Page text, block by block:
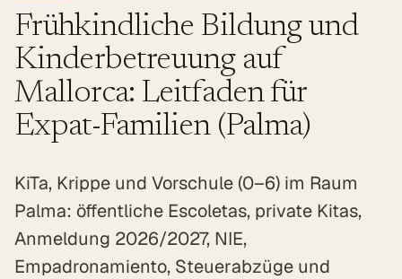
Frühkindliche Bildung und
Kinderbetreuung auf
Mallorca: Leitfaden für
Expat-Familien (Palma)
KiTa, Krippe und Vorschule (0–6) im Raum
Palma: öffentliche Escoletas, private Kitas,
Anmeldung 2026/2027, NIE,
Empadronamiento, Steuerabzüge und